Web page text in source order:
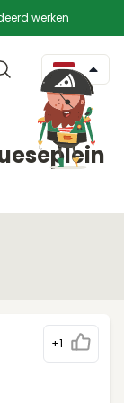
werken
+1